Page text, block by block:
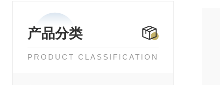
产品分类
PRODUCT CLASSIFICATION